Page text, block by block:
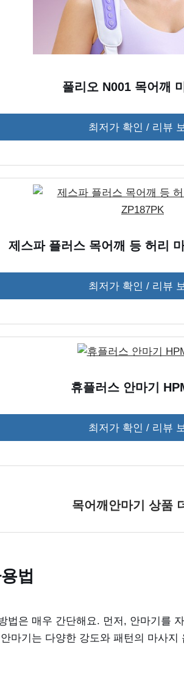
풀리오 N001 목어깨
최저가 확인 / 리뷰
제스파 플러스 목어깨 등 허리
최저가 확인 / 리뷰
휴플러스 안마기
최저가 확인 / 리뷰
목어깨안마기 상품
법
법은 매우 간단해요. 먼저, 안마기를
마기는 다양한 강도와 패턴의 마사